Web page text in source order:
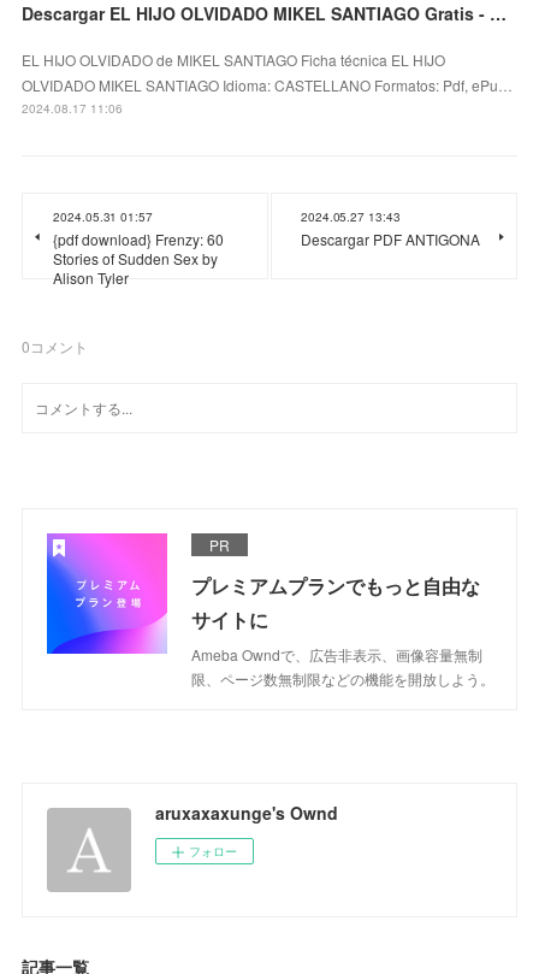
Descargar EL HIJO OLVIDADO MIKEL SANTIAGO Gratis - EPUB, PDF y MOBI
EL HIJO OLVIDADO de MIKEL SANTIAGO Ficha técnica EL HIJO
OLVIDADO MIKEL SANTIAGO Idioma: CASTELLANO Formatos: Pdf, ePu…
2024.08.17 11:06
2024.05.31 01:57
{pdf download} Frenzy: 60
Stories of Sudden Sex by
Alison Tyler
2024.05.27 13:43
Descargar PDF ANTIGONA
0コメント
PR
プレミアムプランでもっと自由な
サイトに
Ameba Owndで、広告非表示、画像容量無制
限、ページ数無制限などの機能を開放しよう。
aruxaxaxunge's Ownd
フォロー
記事一覧